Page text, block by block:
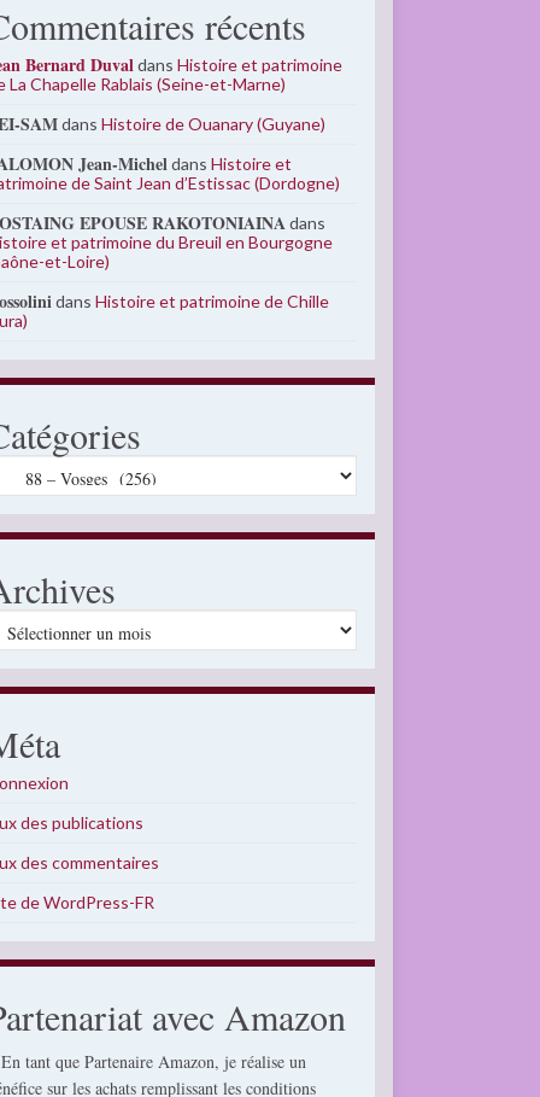
récents
Bernard DuvaldansHistoire et patrimoine
La Chapelle Rablais (Seine-et-Marne)
SAMdansHistoire de Ouanary (Guyane)
Jean-MicheldansHistoire et
de Saint Jean d’Estissac (Dordogne)
EPOUSE RAKOTONIAINAdans
et patrimoine du Breuil en Bourgogne
et-Loire)
dansHistoire et patrimoine de Chille
des publications
des commentaires
de WordPress-FR
avec Amazon
tant que Partenaire Amazon, je réalise un
sur les achats remplissant les conditions